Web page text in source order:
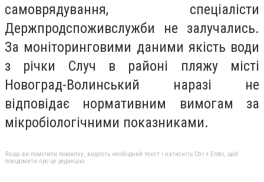
самоврядування, спеціалісти
Держпродспоживслужби не залучались.
За моніторинговими даними якість води
з річки Случ в районі пляжу місті
Новоград-Волинський наразі не
відповідає нормативним вимогам за
мікробіологічними показниками.
Якщо ви помітили помилку, виділіть необхідний текст і натисніть Ctrl + Enter, щоб
повідомити про це редакцію